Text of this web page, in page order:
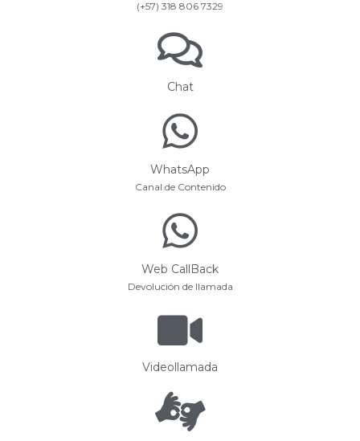
(+57) 318 806 7329
Chat
WhatsApp
Canal de Contenido
Web CallBack
Devolución de llamada
Videollamada